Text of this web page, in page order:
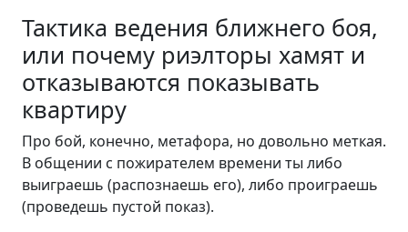
Тактика ведения ближнего боя,
или почему риэлторы хамят и
отказываются показывать
квартиру
Про бой, конечно, метафора, но довольно меткая.
В общении с пожирателем времени ты либо
выиграешь (распознаешь его), либо проиграешь
(проведешь пустой показ).